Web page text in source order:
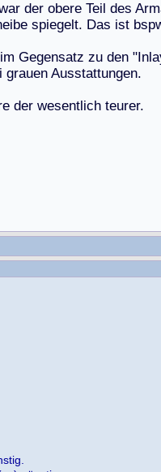
ar der obere Teil des Arm
eibe spiegelt. Das ist bsp
im Gegensatz zu den "Inla
i grauen Ausstattungen.
e der wesentlich teurer.